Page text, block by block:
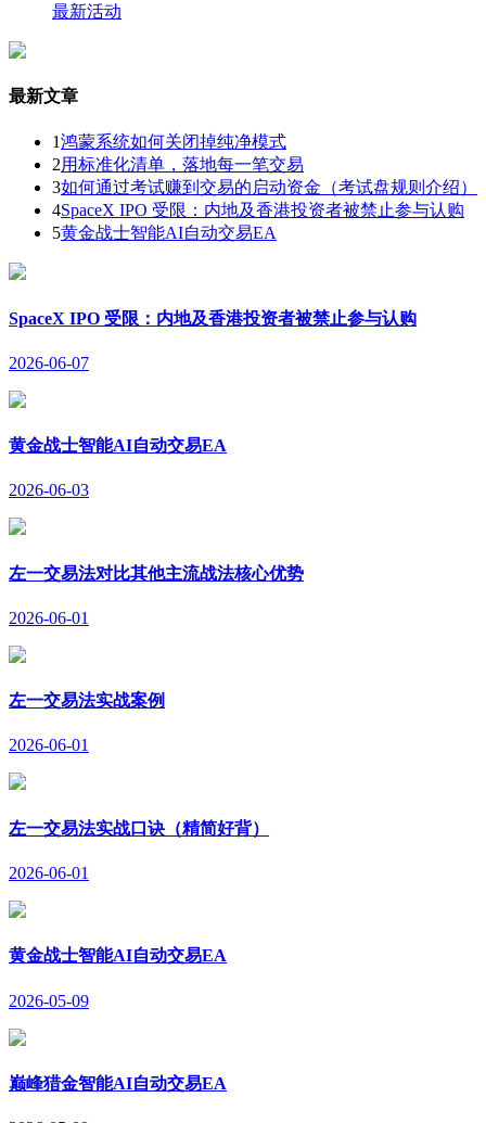
最新活动
最新文章
1鸿蒙系统如何关闭掉纯净模式
2用标准化清单，落地每一笔交易
3如何通过考试赚到交易的启动资金（考试盘规则介绍）
4SpaceX IPO 受限：内地及香港投资者被禁止参与认购
5黄金战士智能AI自动交易EA
SpaceX IPO 受限：内地及香港投资者被禁止参与认购
2026-06-07
黄金战士智能AI自动交易EA
2026-06-03
左一交易法对比其他主流战法核心优势
2026-06-01
左一交易法实战案例
2026-06-01
左一交易法实战口诀（精简好背）
2026-06-01
黄金战士智能AI自动交易EA
2026-05-09
巅峰猎金智能AI自动交易EA